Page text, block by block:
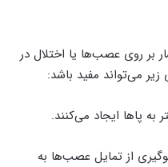
روی عصب‌ها یا اختلال در
می‌تواند مفید باشد:
از تمایل عصب‌ها به